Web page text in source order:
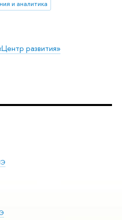
и аналитика
развития»